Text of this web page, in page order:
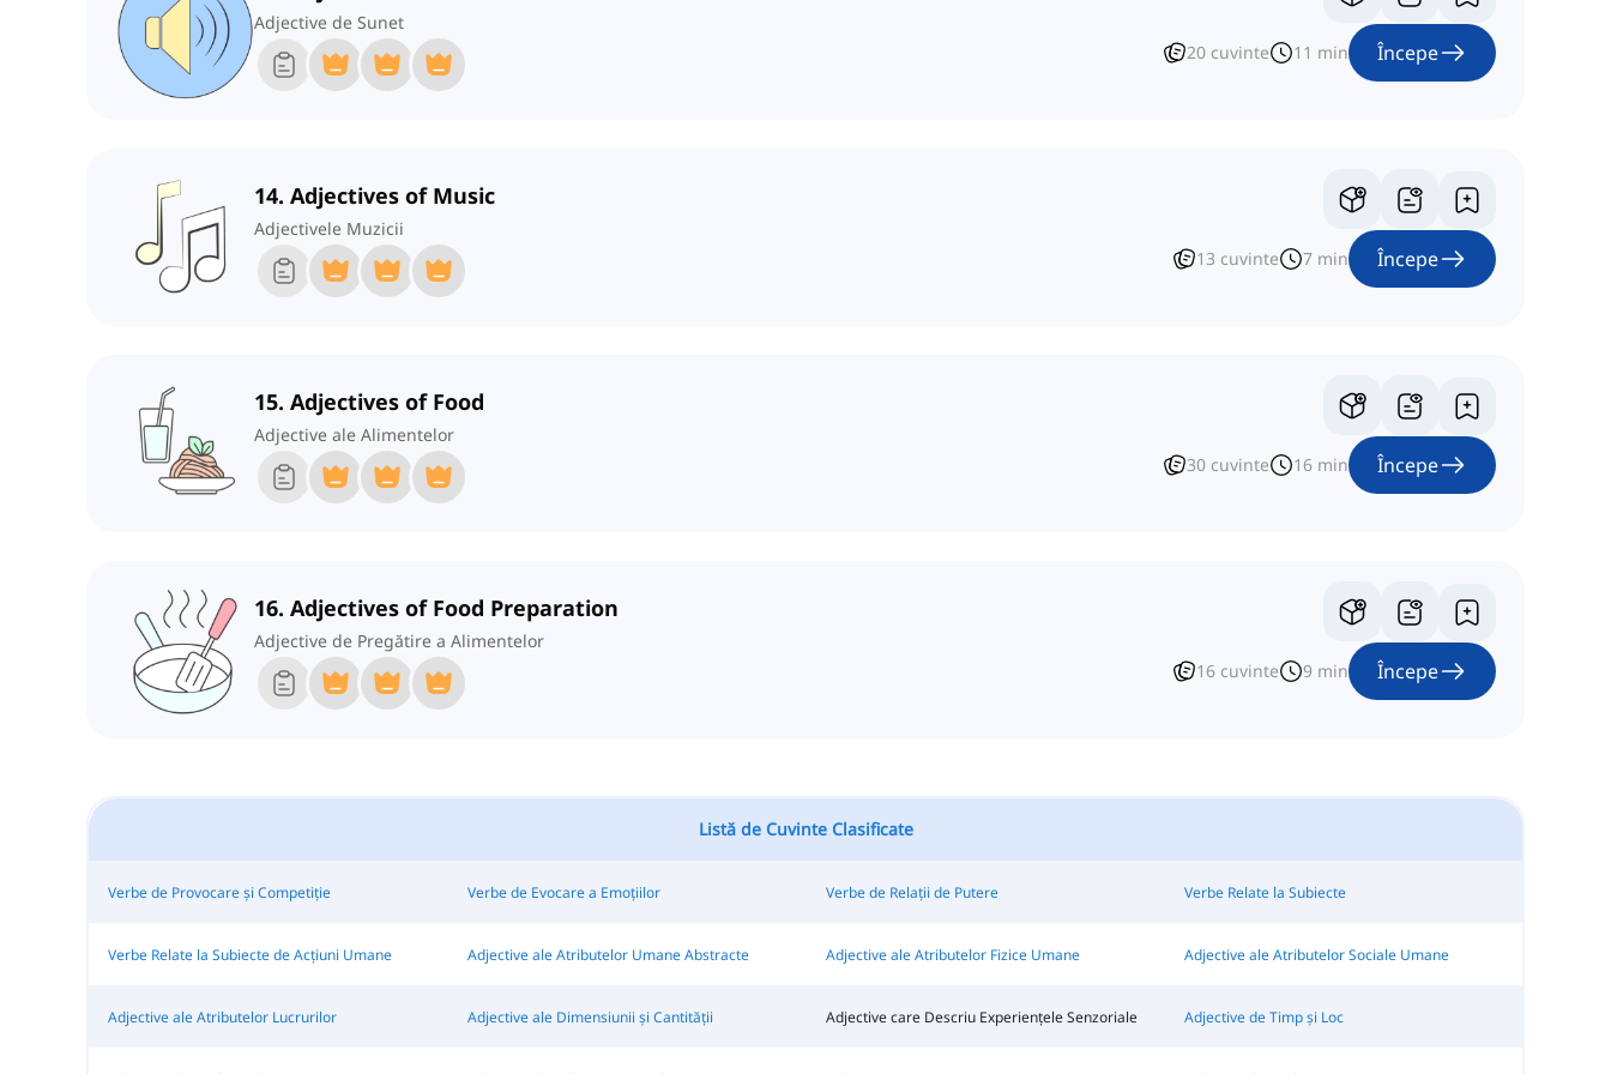
Adjective de Sunet
20 cuvinte 11 min Începe
14. Adjectives of Music
Adjectivele Muzicii
13 cuvinte 7 min Începe
15. Adjectives of Food
Adjective ale Alimentelor
30 cuvinte 16 min Începe
16. Adjectives of Food Preparation
Adjective de Pregătire a Alimentelor
16 cuvinte 9 min Începe
Listă de Cuvinte Clasificate
Verbe de Provocare și Competiție Verbe de Evocare a Emoțiilor Verbe de Relații de Putere Verbe Relate la Subiecte
Verbe Relate la Subiecte de Acțiuni Umane Adjective ale Atributelor Umane Abstracte Adjective ale Atributelor Fizice Umane Adjective ale Atributelor Sociale Umane
Adjective ale Atributelor Lucrurilor Adjective ale Dimensiunii și Cantității Adjective care Descriu Experiențele Senzoriale Adjective de Timp și Loc